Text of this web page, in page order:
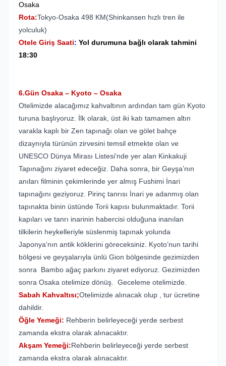
Osaka
Rota:Tokyo-Osaka 498 KM(Shinkansen hızlı tren ile
yolculuk)
Otele Giriş Saati: Yol durumuna bağlı olarak tahmini
18:30
6.Gün Osaka – Kyoto – Osaka
Otelimizde alacağımız kahvaltının ardından tam gün Kyoto
turuna başlıyoruz. İlk olarak, üst iki katı tamamen altın
varakla kaplı bir Zen tapınağı olan ve gölet bahçe
dizaynıyla türünün zirvesini temsil etmekte olan ve
UNESCO Dünya Mirası Listesi'nde yer alan Kinkakuji
Tapınağını ziyaret edeceğiz. Daha sonra, bir Geyşa’nın
anıları filminin çekimlerinde yer almış Fushimi İnari
tapınağını geziyoruz. Pirinç tanrısı İnari ye adanmış olan
tapınakta binin üstünde Torii kapısı bulunmaktadır. Torii
kapıları ve tanrı inarinin habercisi olduğuna inanılan
tilkilerin heykelleriyle süslenmiş tapınak yolunda
Japonya'nın antik köklerini göreceksiniz. Kyoto’nun tarihi
bölgesi ve geyşalarıyla ünlü Gion bölgesinde gezimizden
sonra Bambo ağaç parkını ziyaret ediyoruz. Gezimizden
sonra Osaka otelimize dönüş. Geceleme otelimizde.
Sabah Kahvaltısı;Otelimizde alınacak olup , tur ücretine
dahildir.
Öğle Yemeği: Rehberin belirleyeceği yerde serbest
zamanda ekstra olarak alınacaktır.
Akşam Yemeği:Rehberin belirleyeceği yerde serbest
zamanda ekstra olarak alınacaktır.